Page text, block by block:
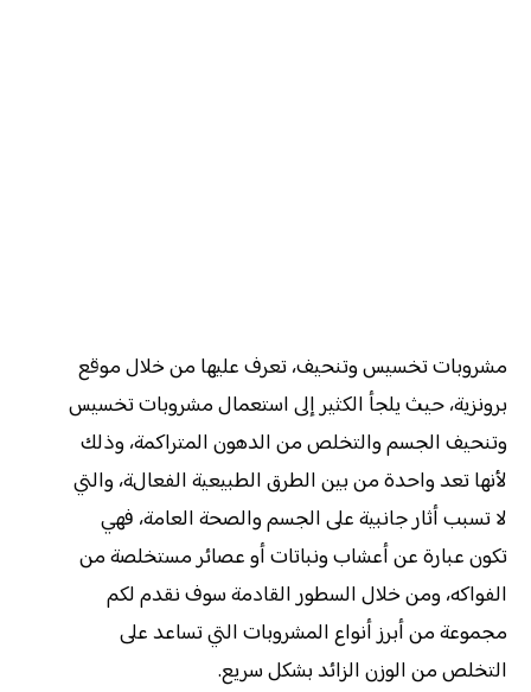
مشروبات تخسيس وتنحيف، تعرف عليها من خلال موقع
برونزية، حيث يلجأ الكثير إلى استعمال مشروبات تخسيس
وتنحيف الجسم والتخلص من الدهون المتراكمة، وذلك
لأنها تعد واحدة من بين الطرق الطبيعية الفعالة، والتي
لا تسبب أثار جانبية على الجسم والصحة العامة، فهي
تكون عبارة عن أعشاب ونباتات أو عصائر مستخلصة من
الفواكه، ومن خلال السطور القادمة سوف نقدم لكم
مجموعة من أبرز أنواع المشروبات التي تساعد على
التخلص من الوزن الزائد بشكل سريع.